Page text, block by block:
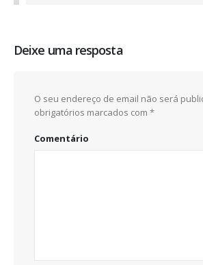
Deixe uma resposta
O seu endereço de email não será
obrigatórios marcados com *
Comentário